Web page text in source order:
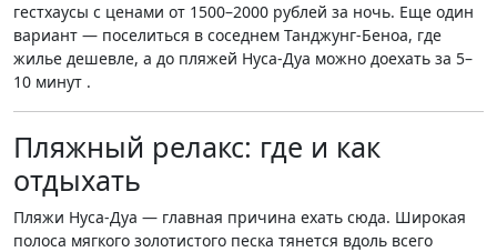
гестхаусы с ценами от 1500–2000 рублей за ночь. Еще один
вариант — поселиться в соседнем Танджунг-Беноа, где
жилье дешевле, а до пляжей Нуса-Дуа можно доехать за 5–
10 минут .
Пляжный релакс: где и как
отдыхать
Пляжи Нуса-Дуа — главная причина ехать сюда. Широкая
полоса мягкого золотистого песка тянется вдоль всего